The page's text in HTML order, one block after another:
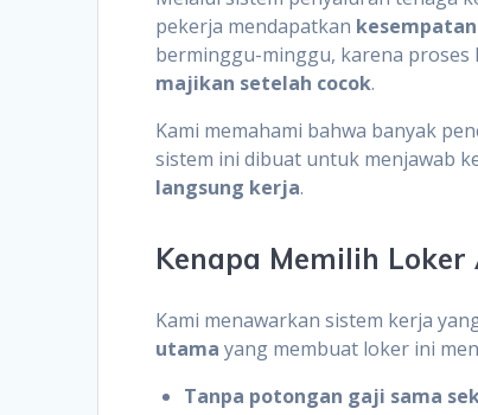
pekerja mendapatkan
berminggu-minggu, karena proses
majikan setelah cocok.
Kami memahami bahwa banyak
sistem ini dibuat untuk menjawab
langsung kerja.
Kenapa Memilih Loker
Kami menawarkan sistem kerja
utama yang membuat loker ini
Tanpa potongan gaji sama